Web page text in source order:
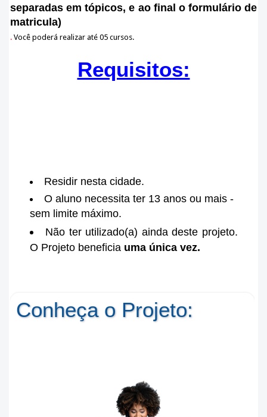
separadas em tópicos, e ao final o formulário de
matricula)
. Você poderá realizar até 05 cursos.
Requisitos:
Residir nesta cidade.
O aluno necessita ter 13 anos ou mais -
sem limite máximo.
Não ter utilizado(a) ainda deste projeto.
O Projeto beneficia uma única vez.